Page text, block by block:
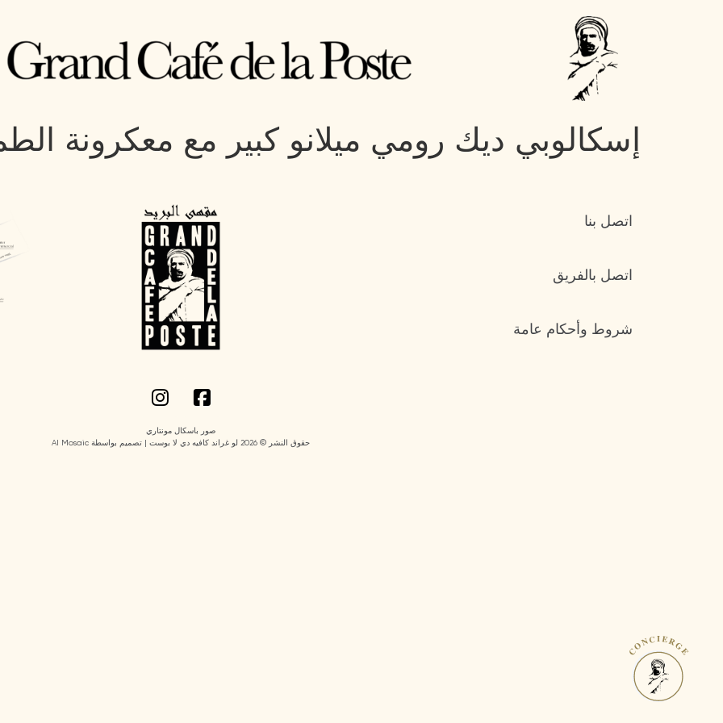
إسكالوبي ديك رومي ميلانو كبير مع معكرونة
اتصل بنا
اتصل بالفريق
شروط وأحكام عامة
صور باسكال مونتاري
حقوق النشر © 2026 لو غراند كافيه دي لا بوست | تصميم بواسطة AI Mosaic
CONCIERGE